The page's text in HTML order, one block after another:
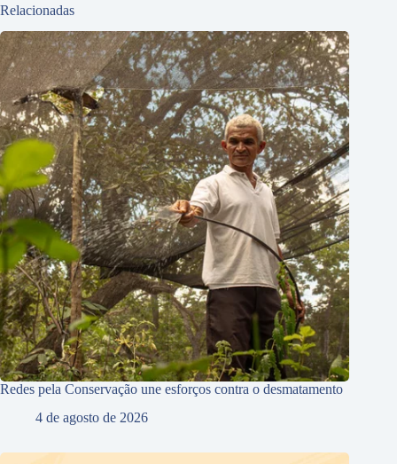
Relacionadas
Redes pela Conservação une esforços contra o desmatamento
4 de agosto de 2026